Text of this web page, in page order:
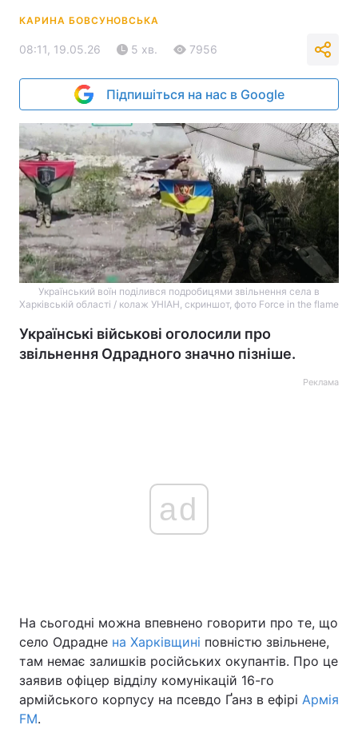
КАРИНА БОВСУНОВСЬКА
08:11, 19.05.26 5 хв. 7956
Підпишіться на нас в Google
Український воїн поділився подробицями звільнення села в
Харківській області / колаж УНІАН, скриншот, фото Force in the flame
Українські військові оголосили про
звільнення Одрадного значно пізніше.
Реклама
ad
На сьогодні можна впевнено говорити про те, що
село Одрадне на Харківщині повністю звільнене,
там немає залишків російських окупантів. Про це
заявив офіцер відділу комунікацій 16-го
армійського корпусу на псевдо Ґанз в ефірі Армія
FM.